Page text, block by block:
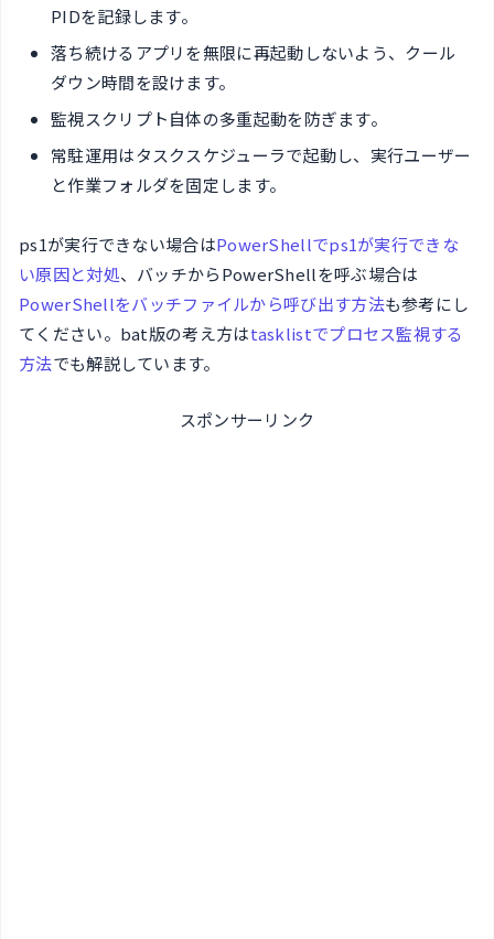
PIDを記録します。
落ち続けるアプリを無限に再起動しないよう、クール
ダウン時間を設けます。
監視スクリプト自体の多重起動を防ぎます。
常駐運用はタスクスケジューラで起動し、実行ユーザー
と作業フォルダを固定します。
ps1が実行できない場合はPowerShellでps1が実行できな
い原因と対処、バッチからPowerShellを呼ぶ場合は
PowerShellをバッチファイルから呼び出す方法も参考にし
てください。bat版の考え方はtasklistでプロセス監視する
方法でも解説しています。
スポンサーリンク